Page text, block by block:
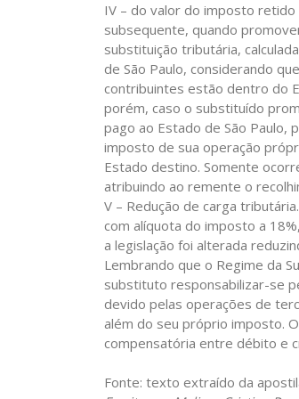
IV – do valor do imposto
subsequente, quando
substituição tributária,
de São Paulo, considerando
contribuintes estão dentro do
porém, caso o substituído
pago ao Estado de São
imposto de sua operação
Estado destino. Somente
atribuindo ao remente o
V – Redução de carga tributária.
com alíquota do imposto a
a legislação foi alterada
Lembrando que o Regime da
substituto responsabilizar-se
devido pelas operações de
além do seu próprio imposto.
compensatória entre débito e
Fonte: texto extraído da